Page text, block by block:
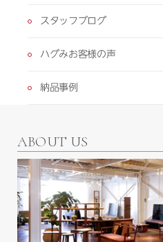
スタッフブログ
ハグみお客様の声
納品事例
ABOUT US